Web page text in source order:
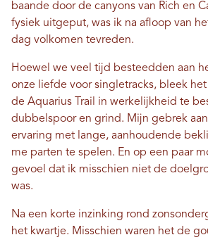
baande door de canyons van Rich en
fysiek uitgeput, was ik na afloop van
dag volkomen tevreden.
Hoewel we veel tijd besteedden aan
onze liefde voor singletracks, bleek
de Aquarius Trail in werkelijkheid te
dubbelspoor en grind. Mijn gebrek
ervaring met lange, aanhoudende
me parten te spelen. En op een paar
gevoel dat ik misschien niet de
was.
Na een korte inzinking rond
het kwartje. Misschien waren het de